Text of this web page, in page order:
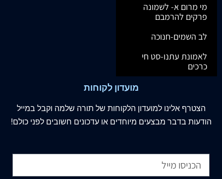
מי מרום א- לשמונה
פרקים להרמבם
לב השמים-חנוכה
לאמונת עתנו-סט חי
כרכים
מועדון לקוחות
הצטרף אלינו למועדון הלקוחות של תורה שלמה וקבל במייל
הודעות בדבר מבצעים מיוחדים או עדכונים חשובים לפני כולם!